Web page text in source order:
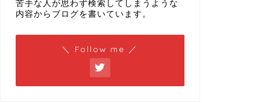
苦手な人が思わず検索してしまうような
内容からブログを書いています。
＼ Follow me ／